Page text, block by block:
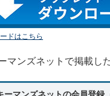
ドはこちら
ンズネットで掲載し